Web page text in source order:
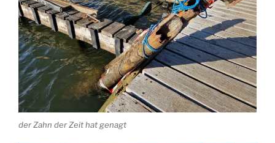
der Zahn der Zeit hat genagt